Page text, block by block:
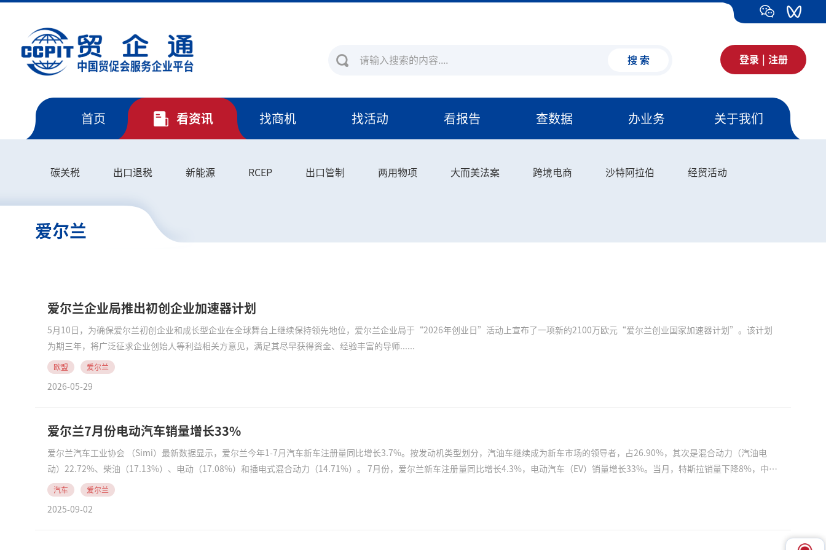
搜 索 登录 注册
首页 看资讯 找商机 找活动 看报告 查数据 办业务 关于我们
碳关税 出口退税 新能源 RCEP 出口管制 两用物项 大而美法案 跨境电商 沙特阿拉伯 经贸活动
爱尔兰
爱尔兰企业局推出初创企业加速器计划
5月10日，为确保爱尔兰初创企业和成长型企业在全球舞台上继续保持领先地位，爱尔兰企业局于“2026年创业日”活动上宣布了一项新的2100万欧元“爱尔兰创业国家加速器计划”。该计划
为期三年，将广泛征求企业创始人等利益相关方意见，满足其尽早获得资金、经验丰富的导师......
欧盟 爱尔兰
2026-05-29
爱尔兰7月份电动汽车销量增长33%
爱尔兰汽车工业协会 （Simi）最新数据显示，爱尔兰今年1-7月汽车新车注册量同比增长3.7%。按发动机类型划分，汽油车继续成为新车市场的领导者，占26.90%，其次是混合动力（汽油电
动）22.72%、柴油（17.13%）、电动（17.08%）和插电式混合动力（14.71%）。 7月份，爱尔兰新车注册量同比增长4.3%，电动汽车（EV）销量增长33%。当月，特斯拉销量下降8%，中国
汽车 爱尔兰
2025-09-02